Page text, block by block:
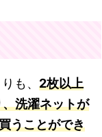
も、 2枚以上
洗濯ネットが
うことができ